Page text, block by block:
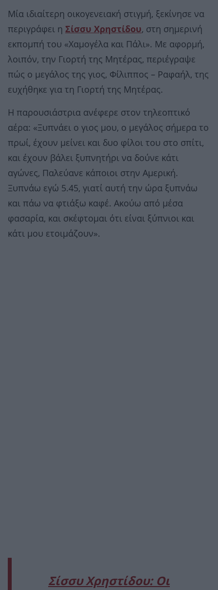
Μία ιδιαίτερη οικογενειακή στιγμή, ξεκίνησε να
περιγράφει η Σίσσυ Χρηστίδου, στη σημερινή
εκπομπή του «Χαμογέλα και Πάλι». Με αφορμή,
λοιπόν, την Γιορτή της Μητέρας, περιέγραψε
πώς ο μεγάλος της γιος, Φίλιππος – Ραφαήλ, της
ευχήθηκε για τη Γιορτή της Μητέρας.
Η παρουσιάστρια ανέφερε στον τηλεοπτικό
αέρα: «Ξυπνάει ο γιος μου, ο μεγάλος σήμερα το
πρωί, έχουν μείνει και δυο φίλοι του στο σπίτι,
και έχουν βάλει ξυπνητήρι να δούνε κάτι
αγώνες, Παλεύανε κάποιοι στην Αμερική.
Ξυπνάω εγώ 5.45, γιατί αυτή την ώρα ξυπνάω
και πάω να φτιάξω καφέ. Ακούω από μέσα
φασαρία, και σκέφτομαι ότι είναι ξύπνιοι και
κάτι μου ετοιμάζουν».
Σίσσυ Χρηστίδου: Οι